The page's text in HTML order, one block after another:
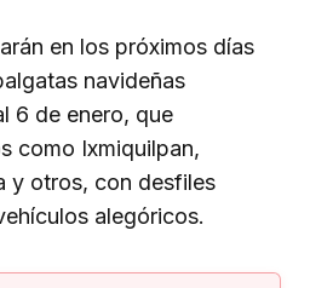
en los próximos días
navideñas
6 de enero, que
como Ixmiquilpan,
y otros, con desfiles
alegóricos.